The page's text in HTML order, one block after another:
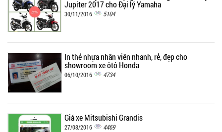
Jupiter 2017 cho Đại lý Yamaha
30/11/2016 5104
In thẻ nhựa nhân viên nhanh, rẻ, đẹp cho
showroom xe ôtô Honda
06/10/2016 4734
Giá xe Mitsubishi Grandis
27/08/2016 4469